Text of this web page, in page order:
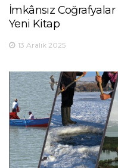
İmkânsız Coğrafyalar
Yeni Kitap
13 Aralık 2025